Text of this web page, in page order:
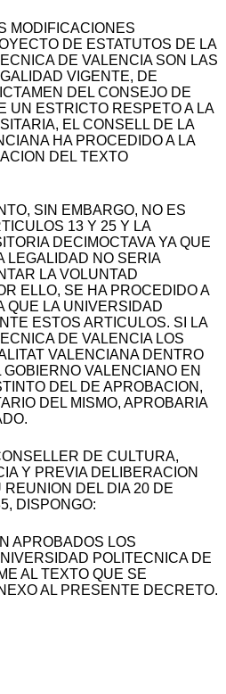
MODIFICACIONES
DE ESTATUTOS DE LA
DE VALENCIA SON LAS
VIGENTE, DE
DEL CONSEJO DE
UN ESTRICTO RESPETO A LA
EL CONSELL DE LA
HA PROCEDIDO A LA
DEL TEXTO
SIN EMBARGO, NO ES
13 Y 25 Y LA
DECIMOCTAVA YA QUE
LEGALIDAD NO SERIA
LA VOLUNTAD
ELLO, SE HA PROCEDIDO A
QUE LA UNIVERSIDAD
ESTOS ARTICULOS. SI LA
DE VALENCIA LOS
VALENCIANA DENTRO
VALENCIANO EN
DEL DE APROBACION,
DEL MISMO, APROBARIA
DE CULTURA,
Y PREVIA DELIBERACION
DEL DIA 20 DE
DISPONGO:
APROBADOS LOS
POLITECNICA DE
AL TEXTO QUE SE
AL PRESENTE DECRETO.